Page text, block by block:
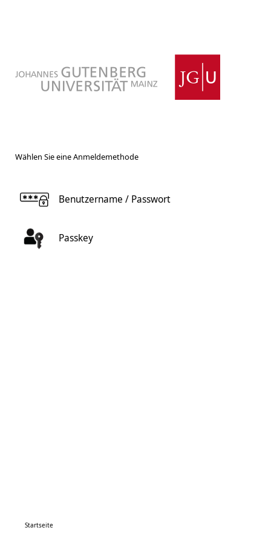
Wählen Sie eine Anmeldemethode
Benutzername / Passwort
Passkey
Startseite